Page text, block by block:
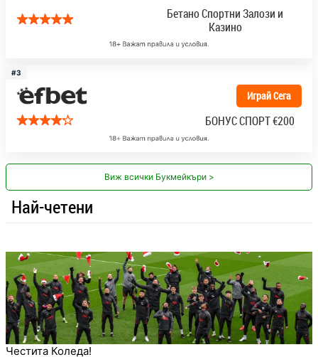
Бетано Спортни Залози и
Казино
#3
Играй Сега
БОНУС СПОРТ€200
Виж всички Букмейкъри >
Най-четени
Честита Коледа!